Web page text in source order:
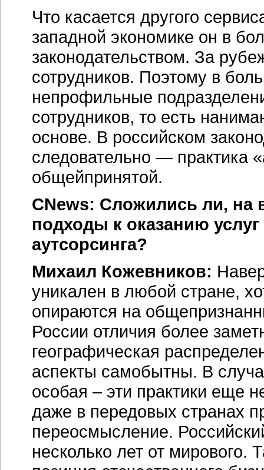
Что касается другого
западной экономике он в
законодательством. За
сотрудников. Поэтому в
непрофильные
сотрудников, то есть
основе. В российском
следовательно — практика
общейпринятой.
CNews: Сложились ли, на
подходы к оказанию
аутсорсинга?
Михаил Кожевников:
уникален в любой стране,
опираются на
России отличия более
географическая
аспекты самобытны. В
особая – эти практики еще
даже в передовых странах
переосмысление.
несколько лет от мирового.